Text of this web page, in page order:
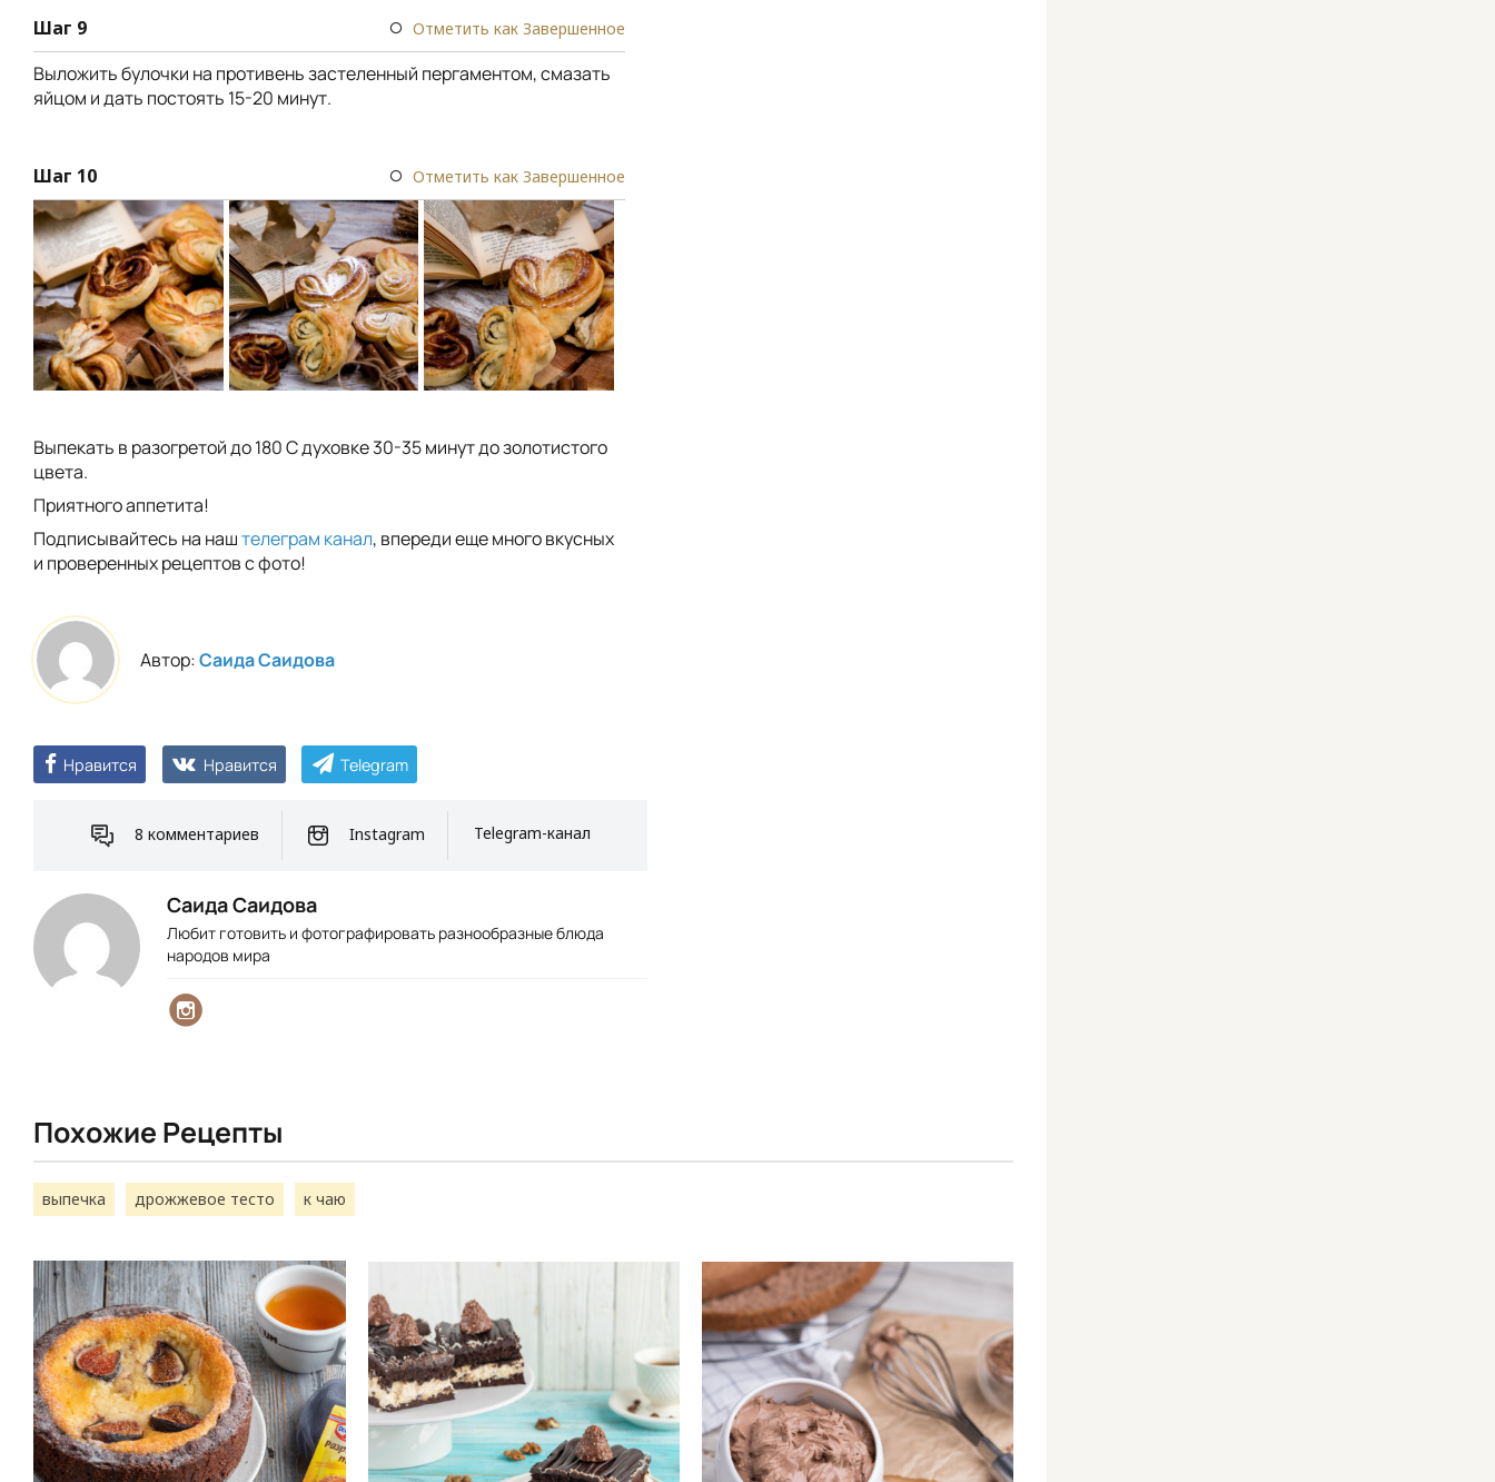
Шаг 9 Отметить как Завершенное
Выложить булочки на противень застеленный пергаментом, смазать
яйцом и дать постоять 15-20 минут.
Шаг 10 Отметить как Завершенное
Выпекать в разогретой до 180 С духовке 30-35 минут до золотистого
цвета.
Приятного аппетита!
Подписывайтесь на наштелеграм канал, впереди еще много вкусных
и проверенных рецептов с фото!
Автор:Саида Саидова
Нравится Нравится Telegram
8 комментариев Instagram Telegram-канал
Саида Саидова
Любит готовить и фотографировать разнообразные блюда
народов мира
Похожие Рецепты
выпечка дрожжевое тесто к чаю